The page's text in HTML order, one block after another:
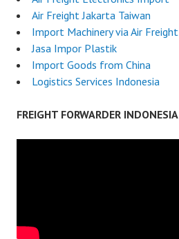
Air Freight Jakarta Taiwan
Import Machinery via Air Freight
Jasa Impor Plastik
Import Goods from China
Logistics Services Indonesia
FREIGHT FORWARDER INDONESIA